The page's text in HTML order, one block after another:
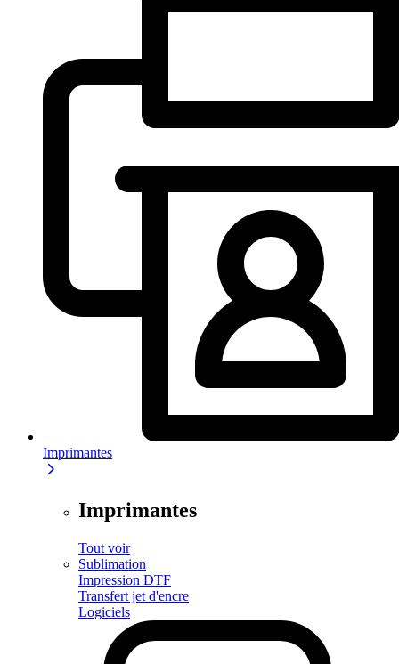
Imprimantes
Imprimantes
Tout voir
Sublimation
Impression DTF
Transfert jet d'encre
Logiciels